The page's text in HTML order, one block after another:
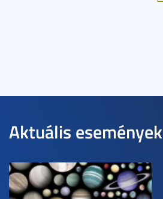
Aktuális események